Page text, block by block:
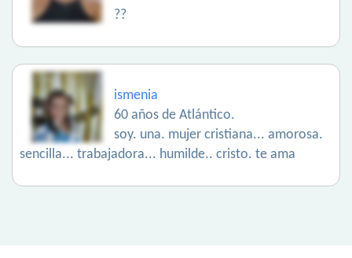
??
ismenia
60 años de Atlántico.
soy. una. mujer cristiana... amorosa.
sencilla... trabajadora... humilde.. cristo. te ama